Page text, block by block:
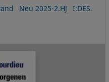
Neu 2025-2.HJ
I:DES